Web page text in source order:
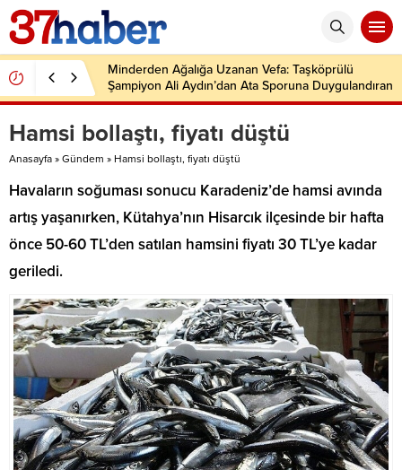
Minderden Ağalığa Uzanan Vefa: Taşköprülü
Şampiyon Ali Aydın’dan Ata Sporuna Duygulandıran
Dönüş
Hamsi bollaştı, fiyatı düştü
Anasayfa » Gündem » Hamsi bollaştı, fiyatı düştü
Havaların soğuması sonucu Karadeniz’de hamsi avında
artış yaşanırken, Kütahya’nın Hisarcık ilçesinde bir hafta
önce 50-60 TL’den satılan hamsini fiyatı 30 TL’ye kadar
geriledi.